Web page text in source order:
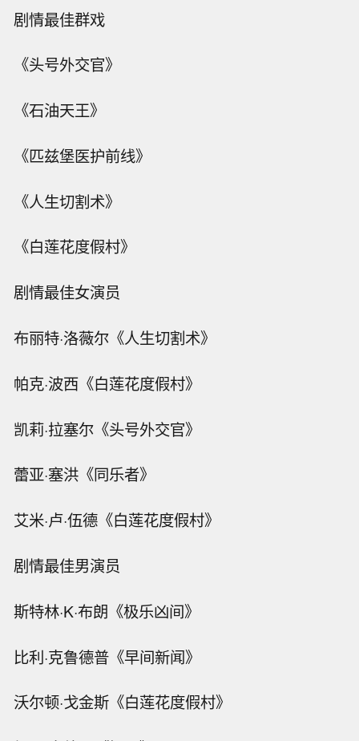
剧情最佳群戏
《头号外交官》
《石油天王》
《匹兹堡医护前线》
《人生切割术》
《白莲花度假村》
剧情最佳女演员
布丽特·洛薇尔《人生切割术》
帕克·波西《白莲花度假村》
凯莉·拉塞尔《头号外交官》
蕾亚·塞洪《同乐者》
艾米·卢·伍德《白莲花度假村》
剧情最佳男演员
斯特林·K·布朗《极乐凶间》
比利·克鲁德普《早间新闻》
沃尔顿·戈金斯《白莲花度假村》